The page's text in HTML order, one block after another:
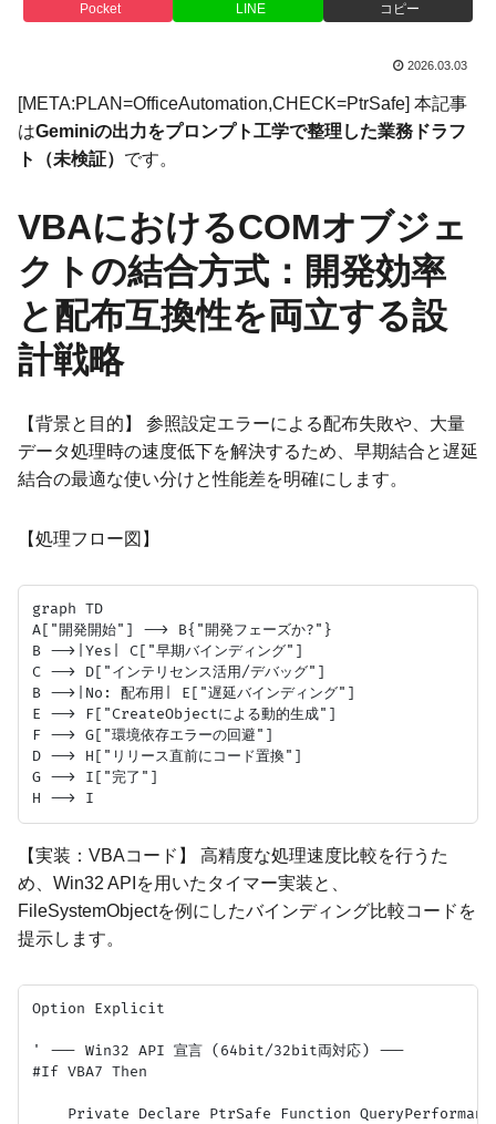
Pocket LINE コピー
2026.03.03
[META:PLAN=OfficeAutomation,CHECK=PtrSafe] 本記事
はGeminiの出力をプロンプト工学で整理した業務ドラフ
ト（未検証） です。
VBAにおけるCOMオブジェ
クトの結合方式：開発効率
と配布互換性を両立する設
計戦略
【背景と目的】 参照設定エラーによる配布失敗や、大量
データ処理時の速度低下を解決するため、早期結合と遅延
結合の最適な使い分けと性能差を明確にします。
【処理フロー図】
graph TD
A["開発開始"] --> B{"開発フェーズか?"}
B -->|Yes| C["早期バインディング"]
C --> D["インテリセンス活用/デバッグ"]
B -->|No: 配布用| E["遅延バインディング"]
E --> F["CreateObjectによる動的生成"]
F --> G["環境依存エラーの回避"]
D --> H["リリース直前にコード置換"]
G --> I["完了"]
【実装：VBAコード】 高精度な処理速度比較を行うた
め、Win32 APIを用いたタイマー実装と、
FileSystemObjectを例にしたバインディング比較コードを
提示します。
Option Explicit
' --- Win32 API 宣言 (64bit/32bit両対応) ---
#If VBA7 Then
Private Declare PtrSafe Function